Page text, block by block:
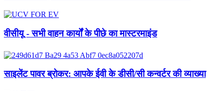
वीसीयू - सभी वाहन कार्यों के पीछे का मास्टरमाइंड
साइलेंट पावर ब्रोकर: आपके ईवी के डीसी/सी कन्वर्टर की व्याख्या